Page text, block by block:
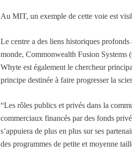
Au MIT, un exemple de cette voie est
Le centre a des liens historiques
monde, Commonwealth Fusion Systems
Whyte est également le chercheur
principe destinée à faire progresser la
“Les rôles publics et privés dans la
commerciaux financés par des fonds
s’appuiera de plus en plus sur ses
des programmes de petite et moyenne